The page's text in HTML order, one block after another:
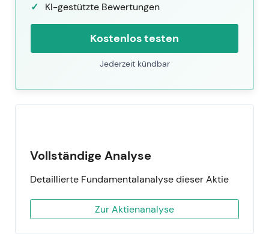
KI-gestützte Bewertungen
Kostenlos testen
Jederzeit kündbar
Vollständige Analyse
Detaillierte Fundamentalanalyse dieser Aktie
Zur Aktienanalyse